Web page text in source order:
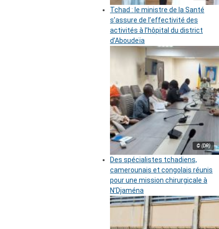
Tchad : le ministre de la Santé
s’assure de l’effectivité des
activités à l’hôpital du district
d’Aboudeïa
© (DR)
Des spécialistes tchadiens,
camerounais et congolais réunis
pour une mission chirurgicale à
N’Djaména